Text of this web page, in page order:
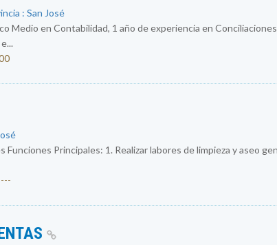
: San José
en Contabilidad, 1 año de experiencia en
Principales: 1. Realizar labores de limpieza y aseo